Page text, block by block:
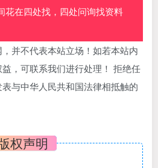
花在四处找，四处问询找资料
并不代表本站立场！如若本站内
，可联系我们进行处理！ 拒绝任
与中华人民共和国法律相抵触的
权声明